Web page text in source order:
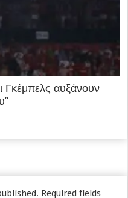
Γκέμπελς αυξάνουν
Required fields